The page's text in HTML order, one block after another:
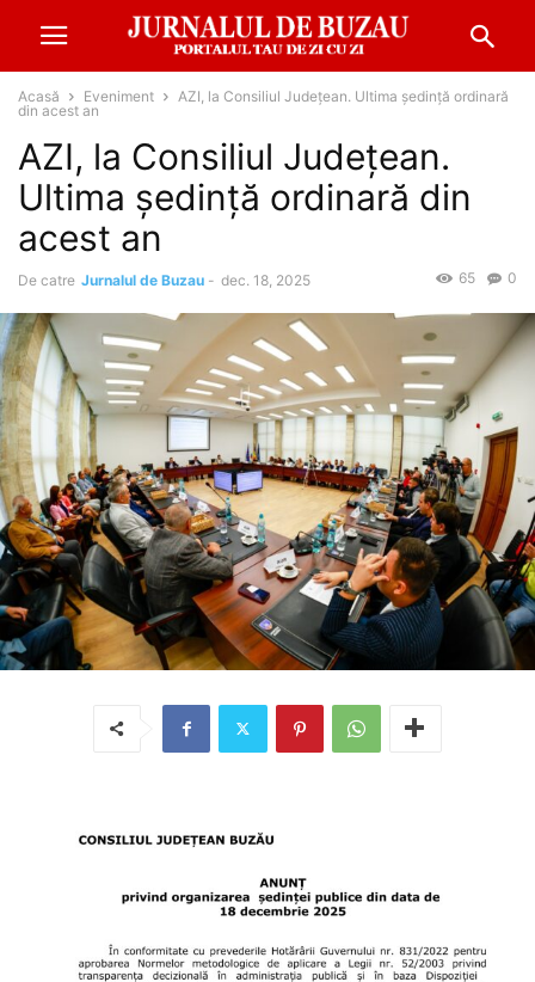
Acasă Eveniment
AZI, la Consiliul Județean. Ultima ședință ordinară
din acest an
AZI, la Consiliul Județean.
Ultima ședință ordinară din
acest an
De catre Jurnalul de Buzau - dec. 18, 2025 0
65